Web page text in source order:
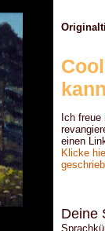
Ich
einen
Klicke
Deine